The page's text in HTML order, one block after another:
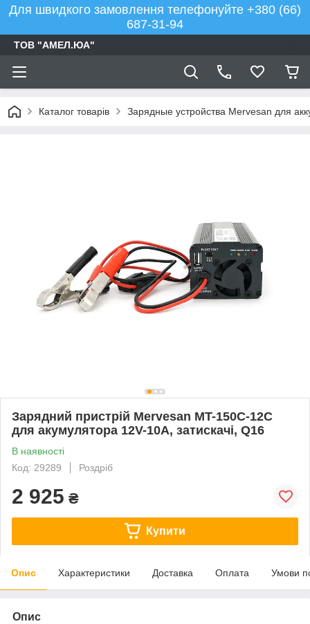
Для швидкого замовлення телефонуйте +380 (66)
687-31-94
ТОВ "АМЕЛ.ЮА"
Каталог товарів Зарядные устройства Mervesan для
Зарядний пристрій Mervesan MT-150C-12C
для акумулятора 12V-10A, затискачі, Q16
В наявності
Код: 29289
Роздріб
2 925 ₴
Купити
Опис Характеристики Доставка Оплата Умови
Опис